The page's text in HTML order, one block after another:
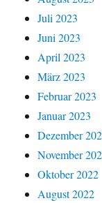
Juli 2023
Juni 2023
April 2023
März 2023
Februar 2023
Januar 2023
Dezember
November
Oktober 2022
August 2022